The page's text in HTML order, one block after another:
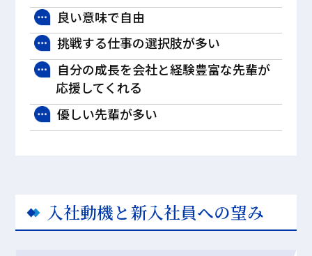
良い意味で自由
挑戦する仕事の選択肢が多い
自分の成長を会社と経験豊富な先輩が
応援してくれる
優しい先輩が多い
入社動機と新入社員への望み